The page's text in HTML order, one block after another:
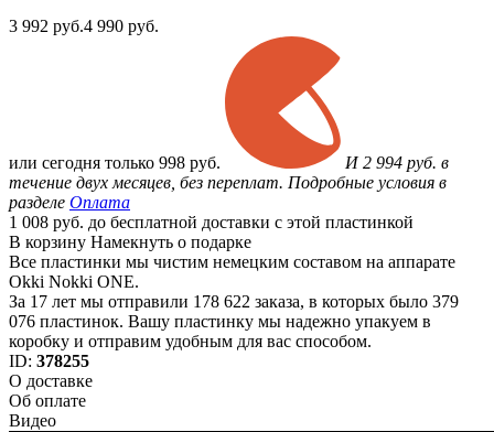
3 992 руб.4 990 руб.
или сегодня только 998 руб.
И 2 994 руб. в
течение двух месяцев, без переплат. Подробные условия в
разделе Оплата
1 008 руб. до бесплатной доставки с этой пластинкой
В корзину Намекнуть о подарке
Все пластинки мы чистим немецким составом на аппарате
Okki Nokki ONE.
За 17 лет мы отправили 178 622 заказа, в которых было 379
076 пластинок. Вашу пластинку мы надежно упакуем в
коробку и отправим удобным для вас способом.
ID: 378255
О доставке
Об оплате
Видео